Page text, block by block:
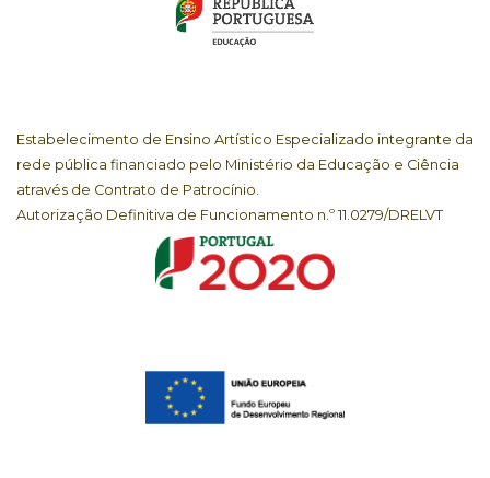
Estabelecimento de Ensino Artístico Especializado integrante da
rede pública financiado pelo Ministério da Educação e Ciência
através de Contrato de Patrocínio.
Autorização Definitiva de Funcionamento n.º 11.0279/DRELVT